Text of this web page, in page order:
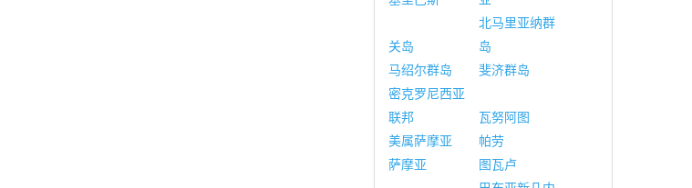
关岛
北马里亚纳群
岛
马绍尔群岛
斐济群岛
密克罗尼西亚
联邦
瓦努阿图
美属萨摩亚
帕劳
萨摩亚
图瓦卢